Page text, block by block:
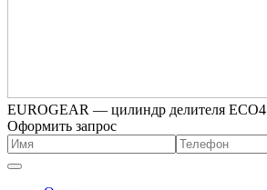
EUROGEAR — цилиндр делителя ECO4
Оформить запрос